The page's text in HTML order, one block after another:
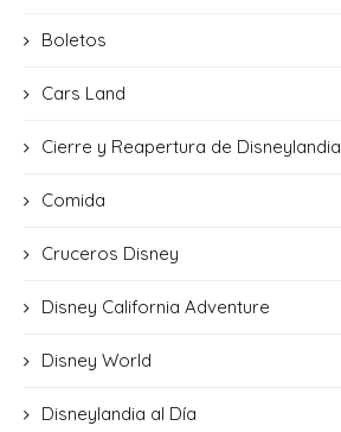
Boletos
Cars Land
Cierre y Reapertura de Disneylandia
Comida
Cruceros Disney
Disney California Adventure
Disney World
Disneylandia al Día